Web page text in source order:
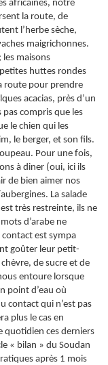
africaines, notre
la route, de
l’herbe sèche,
maigrichonnes.
les maisons
huttes rondes
route pour prendre
acacias, près d’un
compris que les
le chien qui les
le berger, et son fils.
Pour une fois,
à diner (oui, ici ils
de bien aimer nos
La salade
très restreinte, ils ne
d’arabe ne
est sympa
goûter leur petit-
de sucre et de
entoure lorsque
point d’eau où
contact qui n’est pas
plus le cas en
quotidien ces derniers
« bilan » du Soudan
après 1 mois